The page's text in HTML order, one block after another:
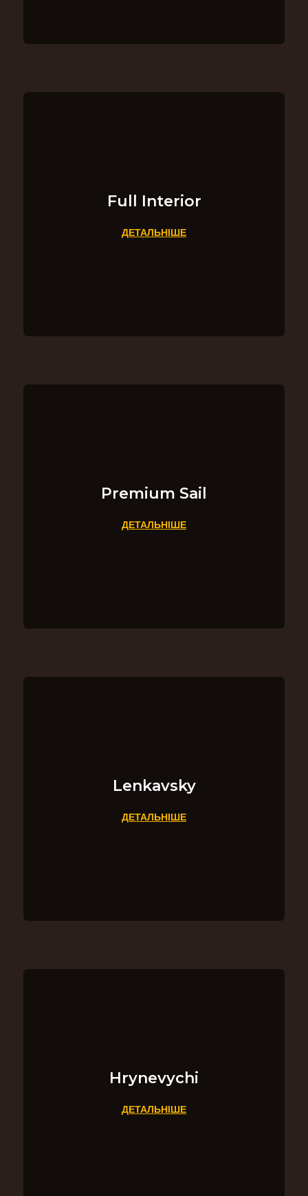
Full Interior
ДЕТАЛЬНІШЕ
Premium Sail
ДЕТАЛЬНІШЕ
Lenkavsky
ДЕТАЛЬНІШЕ
Hrynevychi
ДЕТАЛЬНІШЕ